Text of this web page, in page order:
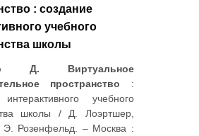
: создание
учебного
школы
Д. Виртуальное
пространство :
учебного
школы / Д. Лоэртшер,
Э. Розенфельд. – Москва :